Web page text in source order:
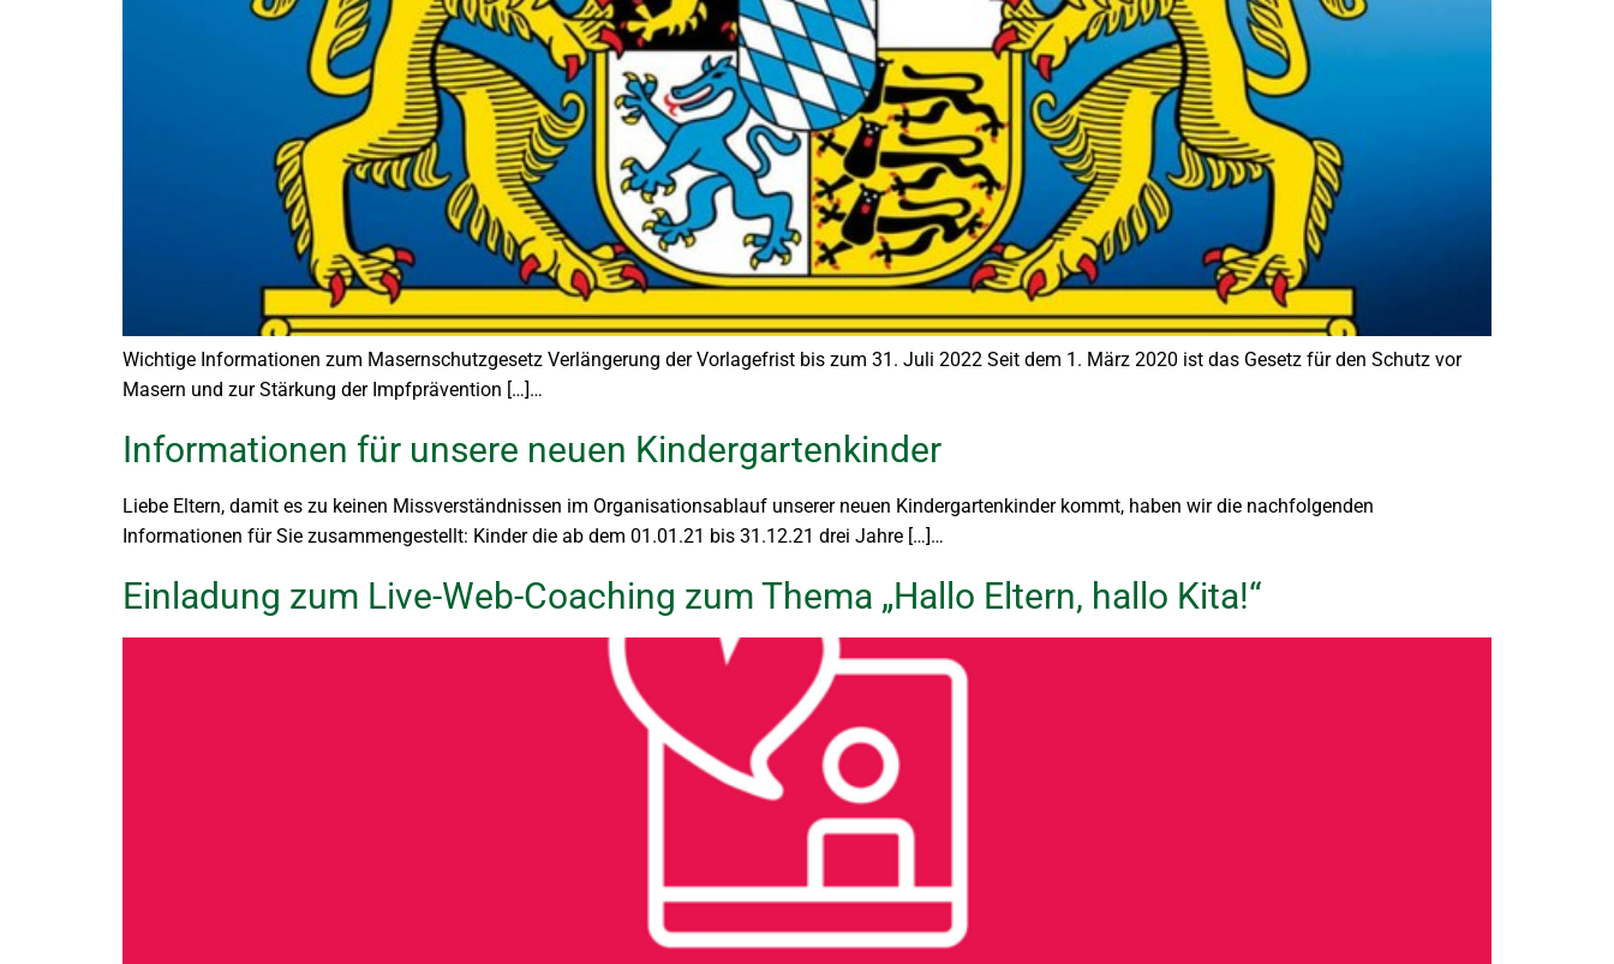
Wichtige Informationen zum Masernschutzgesetz Verlängerung der Vorlagefrist bis zum 31. Juli 2022 Seit dem 1. März 2020 ist das Gesetz für den Schutz vor
Masern und zur Stärkung der Impfprävention […]…
Informationen für unsere neuen Kindergartenkinder
Liebe Eltern, damit es zu keinen Missverständnissen im Organisationsablauf unserer neuen Kindergartenkinder kommt, haben wir die nachfolgenden
Informationen für Sie zusammengestellt: Kinder die ab dem 01.01.21 bis 31.12.21 drei Jahre […]…
Einladung zum Live-Web-Coaching zum Thema „Hallo Eltern, hallo Kita!“